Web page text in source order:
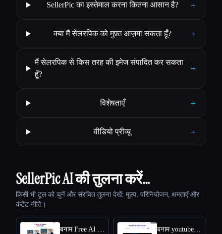
SellerPic का इस्तेमाल करना कितना आसान है? +
क्या मैं सेलरपिक को मुफ़्त आज़मा सकता हूँ? +
मैं सेलरपिक से किस तरह की इमेज संपादित कर सकता
हूँ?
+
विशेषताएँ +
वीडियो प्रीव्यू +
SellerPic AI की तुलना करें…
किसी भी टूल को चुनें और संरचित तुलना देखें: मूल्य, परिनियोजन, क्षमताएँ और
कंटेंट नीति।
बनाम Free AI kissing video generator बनाम youtube video downloader